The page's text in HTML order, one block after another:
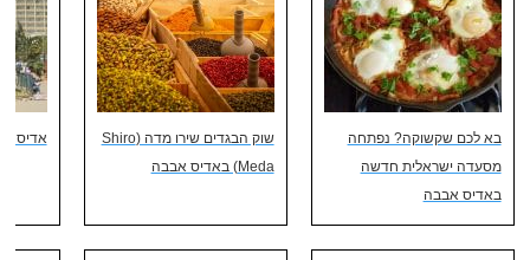
בא לכם שקשוקה? נפתחה
מסעדה ישראלית חדשה
באדיס אבבה
שוק הבגדים שירו מדה (Shiro
Meda) באדיס אבבה
אדיס